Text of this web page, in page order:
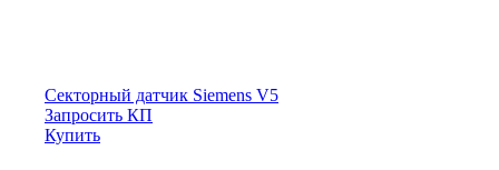
Секторный датчик Siemens V5
Запросить КП
Купить